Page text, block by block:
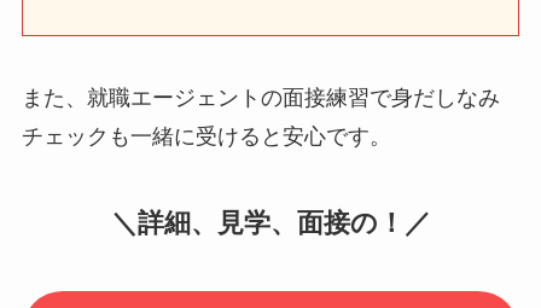
また、就職エージェントの面接練習で身だしなみ
チェックも一緒に受けると安心です。
＼詳細、見学、面接の！／